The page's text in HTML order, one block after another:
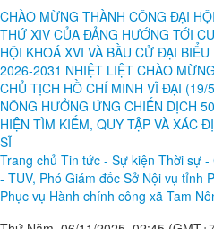
CHÀO MỪNG THÀNH CÔNG ĐẠI
THỨ XIV CỦA ĐẢNG HƯỚNG TỚI
HỘI KHOÁ XVI VÀ BẦU CỬ ĐẠI
2026-2031 NHIỆT LIỆT CHÀO
CHỦ TỊCH HỒ CHÍ MINH VĨ ĐẠI
NÔNG HƯỞNG ỨNG CHIẾN DỊCH
HIỆN TÌM KIẾM, QUY TẬP VÀ XÁC
SĨ
Trang chủ Tin tức - Sự kiện Thời sự -
- TUV, Phó Giám đốc Sở Nội vụ tỉnh
Phục vụ Hành chính công xã Tam